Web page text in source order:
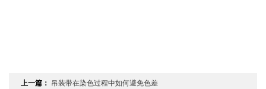
上一篇： 吊装带在染色过程中如何避免色差